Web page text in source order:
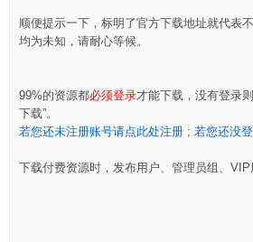
顺便提示一下，标明了官方下载地址就代表
均为未知，请耐心等候。
99%的资源都必须登录才能下载，没有登录
下载”。
若您还未注册账号请点此处注册 ; 若您还没
下载付费资源时，发布用户、管理员组、